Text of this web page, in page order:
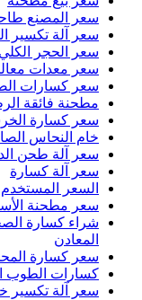
سعر المصنع
سعر آلة تكسير
سعر الحجر الكلي
سعر معدات
سعر كسارات
مطحنة فائقة
سعر كسارة
خام النحاس
سعر آلة طحن
سعر آلة كسارة
السعر
سعر مطحنة
شراء كسارة
المعادن
سعر كسارة
كسارات الطوب
سعر آلة تكسير